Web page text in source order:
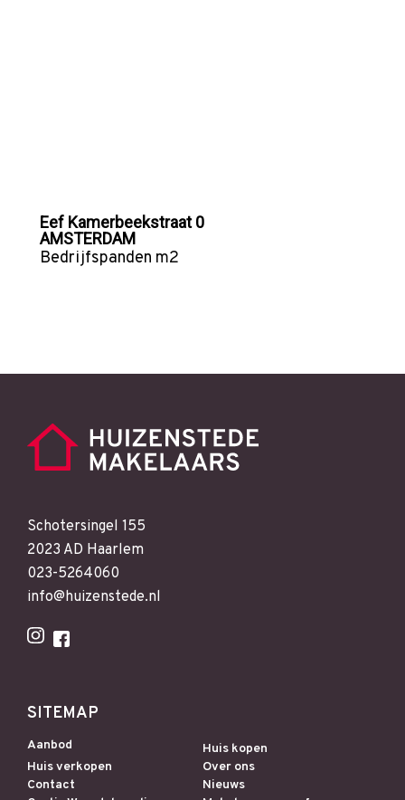
Eef Kamerbeekstraat 0
AMSTERDAM
Bedrijfspanden m2
Schotersingel 155
2023 AD Haarlem
023-5264060
info@huizenstede.nl
SITEMAP
Aanbod
Huis kopen
Huis verkopen
Over ons
Contact
Nieuws